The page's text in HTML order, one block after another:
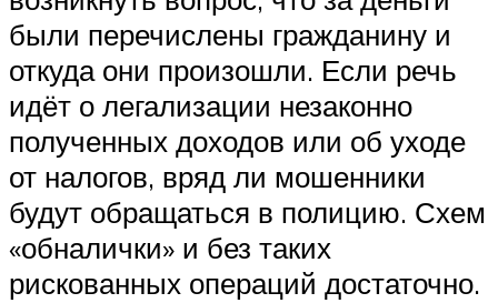
были перечислены гражданину и
откуда они произошли. Если речь
идёт о легализации незаконно
полученных доходов или об уходе
от налогов, вряд ли мошенники
будут обращаться в полицию. Схем
«обналички» и без таких
рискованных операций достаточно.